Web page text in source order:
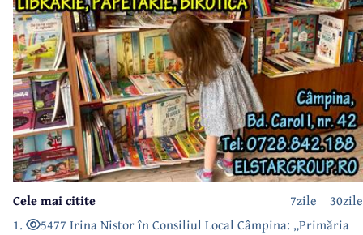
30zile
7zile
Cele mai citite
1.
5477 Irina Nistor în Consiliul Local Câmpina: „Primăria